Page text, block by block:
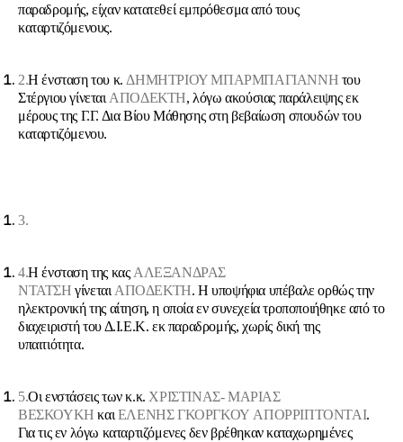
παραδρομής, είχαν κατατεθεί εμπρόθεσμα από τους
καταρτιζόμενους.
2.Η ένσταση του κ. ΔΗΜΗΤΡΙΟΥ ΜΠΑΡΜΠΑΓΙΑΝΝΗ του
Στέργιου γίνεται ΑΠΟΔΕΚΤΗ, λόγω ακούσιας παράλειψης εκ
μέρους της Γ.Γ. Δια Βίου Μάθησης στη βεβαίωση σπουδών του
καταρτιζόμενου.
3.
4.Η ένσταση της κας ΑΛΕΞΑΝΔΡΑΣ
ΝΤΑΤΣΗγίνεται ΑΠΟΔΕΚΤΗ. Η υποψήφια υπέβαλε ορθώς την
ηλεκτρονική της αίτηση, η οποία εν συνεχεία τροποποιήθηκε από το
διαχειριστή του Δ.Ι.Ε.Κ. εκ παραδρομής, χωρίς δική της
υπαιτιότητα.
5.Οι ενστάσεις των κ.κ. ΧΡΙΣΤΙΝΑΣ- ΜΑΡΙΑΣ
ΒΕΣΚΟΥΚΗ και ΕΛΕΝΗΣ ΓΚΟΡΓΚΟΥ ΑΠΟΡΡΙΠΤΟΝΤΑΙ.
Για τις εν λόγω καταρτιζόμενες δεν βρέθηκαν καταχωρημένες